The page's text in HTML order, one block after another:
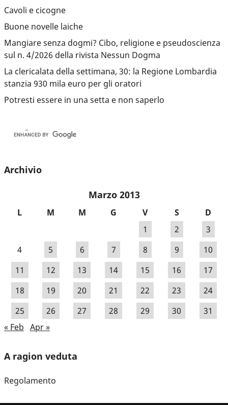
Cavoli e cicogne
Buone novelle laiche
Mangiare senza dogmi? Cibo, religione e pseudoscienza
sul n. 4/2026 della rivista Nessun Dogma
La clericalata della settimana, 30: la Regione Lombardia
stanzia 930 mila euro per gli oratori
Potresti essere in una setta e non saperlo
Archivio
Marzo 2013
L M M G V S
D
1
2
3
4
5 6 7 8 9
10
11
12 13 14 15 16
17
18
19 20 21 22 23
24
25
26 27 28 29 30
31
« Feb Apr »
A ragion veduta
Regolamento